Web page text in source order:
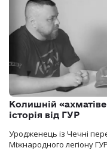
Колишній
історія від ГУР
Уродженець із Чечні
Міжнародного легіону